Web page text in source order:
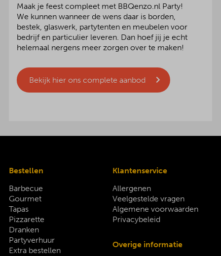
Maak je feest compleet met BBQenzo.nl Party!
We kunnen wanneer de wens daar is borden,
bestek, glaswerk, partytenten en meubelen voor
bedrijf en particulier leveren. Dan hoef jij je echt
helemaal nergens meer zorgen over te maken!
Bekijk hier ons complete aanbod
Bestellen
Barbecue
Gourmet
Tapas
Pizzarette
Dranken
Partyverhuur
Extra bestellen
Klantenservice
Allergenen
Veelgestelde vragen
Algemene voorwaarden
Privacybeleid
Overige informatie